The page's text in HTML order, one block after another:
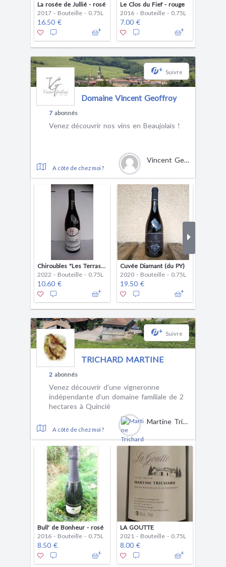
La rosée de Jullié - rosé
2017 - Bouteille - 0.75L
16.50 €
Le Clos du Fief - rouge
2016 - Bouteille - 0.75L
7.00 €
+ Suivre
Domaine Vincent Geoffroy
7 abonnés
Venez découvrir nos vins en Beaujolais !
A côté de chez moi ?
Vincent Geoffroy
Chiroubles "Les Terrasses" - rouge (copie)
2022 - Bouteille - 0.75L
10.60 €
Cuvée Diamant (du PY)
2020 - Bouteille - 0.75L
19.50 €
+ Suivre
TRICHARD MARTINE
2 abonnés
Venez découvrir d'une vigneronne
indépendante d'un domaine familiale de 2
hectares à Quincié
A côté de chez moi ?
Martine Trichard
Bull' de Bonheur - rosé
2016 - Bouteille - 0.75L
8.50 €
LA GOUTTE
2021 - Bouteille - 0.75L
8.00 €